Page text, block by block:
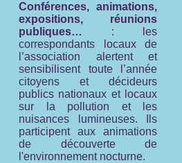
Conférences, animations,
expositions, réunions
publiques… : les
correspondants locaux de
l’association alertent et
sensibilisent toute l’année
citoyens et décideurs
publics nationaux et locaux
sur la pollution et les
nuisances lumineuses. Ils
participent aux animations
de découverte de
l'environnement nocturne.